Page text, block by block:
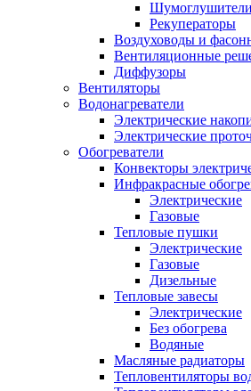
Шумоглушители
Рекуператоры
Воздуховоды и
Вентиляционные
Диффузоры
Вентиляторы
Водонагреватели
Электрические
Электрические
Обогреватели
Конвекторы
Инфракрасные
Электрические
Газовые
Тепловые пушки
Электрические
Газовые
Дизельные
Тепловые завесы
Электрические
Без обогрева
Водяные
Масляные радиаторы
Тепловентиляторы